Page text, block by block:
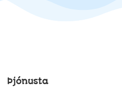
Þjónusta